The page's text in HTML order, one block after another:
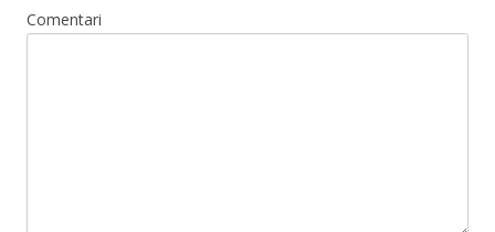
Comentari